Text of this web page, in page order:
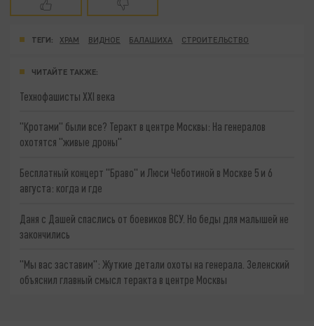
ТЕГИ: ХРАМ ВИДНОЕ БАЛАШИХА СТРОИТЕЛЬСТВО
ЧИТАЙТЕ ТАКЖЕ:
Технофашисты XXI века
"Кротами" были все? Теракт в центре Москвы: На генералов
охотятся "живые дроны"
Бесплатный концерт "Браво" и Люси Чеботиной в Москве 5 и 6
августа: когда и где
Даня с Дашей спаслись от боевиков ВСУ. Но беды для малышей не
закончились
"Мы вас заставим": Жуткие детали охоты на генерала. Зеленский
объяснил главный смысл теракта в центре Москвы